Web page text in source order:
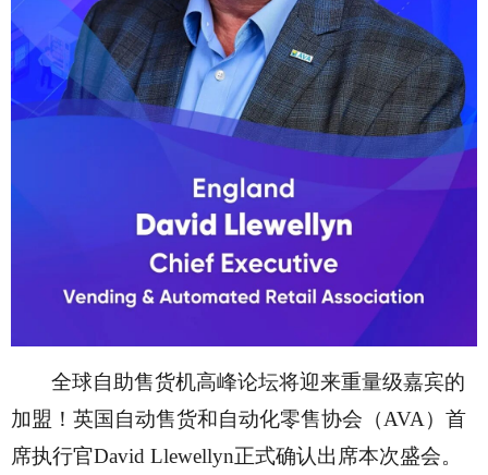
全球自助售货机高峰论坛将迎来重量级嘉宾的
加盟！英国自动售货和自动化零售协会（AVA）首
席执行官David Llewellyn正式确认出席本次盛会。